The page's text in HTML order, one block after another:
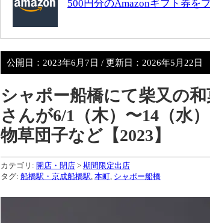
500円分のAmazonギフト券を
公開日： 2023年6月7日 / 更新日： 2026年5月22日
シャポー船橋にて柴又の和
さんが6/1（木）〜14（水
物草団子など【2023】
カテゴリ: 開店・閉店 > 期間限定出店
タグ: 船橋駅・京成船橋駅 本町 シャポー船橋